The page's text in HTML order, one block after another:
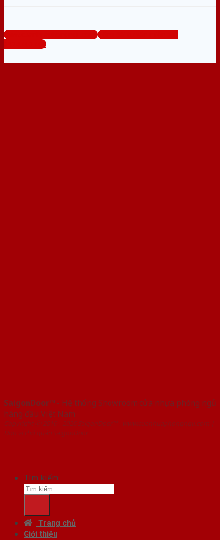
www.cuanhuaphongngu.com
Tổng đài tư vấn miễn phí:
0824.400.400
SaigonDoor™ - Hệ thống Showroom cửa nhựa phòng ngủ
hàng đầu Việt Nam
Copyright ⓒ 2016 – 2026 SaigonDoor™ - www.cuanhuaphongngu.com |
Đơn vị chủ quản SaigonDoor
Tìm kiếm:
Trang chủ
Giới thiệu